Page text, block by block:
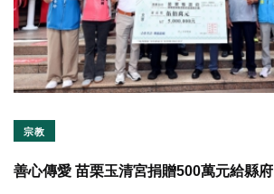
宗教
善心傳愛 苗栗玉清宮捐贈500萬元給縣府